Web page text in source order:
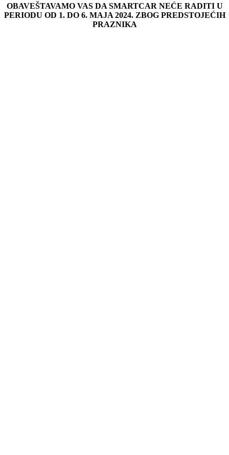
OBAVEŠTAVAMO VAS DA SMARTCAR NEĆE RADITI U
PERIODU OD 1. DO 6. MAJA 2024. ZBOG PREDSTOJEĆIH
PRAZNIKA